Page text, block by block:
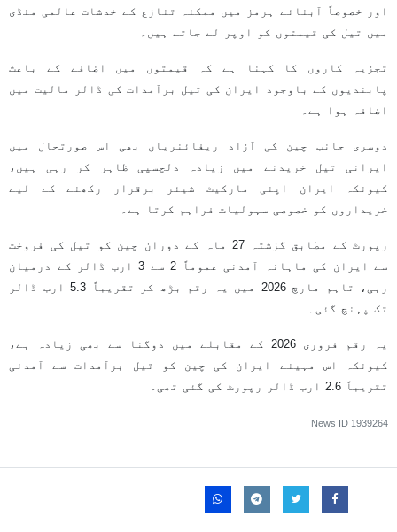
اور خصوصاً آبنائے ہرمز میں ممکنہ تنازع کے خدشات عالمی منڈی
میں تیل کی قیمتوں کو اوپر لے جاتے ہیں۔
تجزیہ کاروں کا کہنا ہے کہ قیمتوں میں اضافے کے باعث
پابندیوں کے باوجود ایران کی تیل برآمدات کی ڈالر مالیت میں
اضافہ ہوا ہے۔
دوسری جانب چین کی آزاد ریفائنریاں بھی اس صورتحال میں
ایرانی تیل خریدنے میں زیادہ دلچسپی ظاہر کر رہی ہیں،
کیونکہ ایران اپنی مارکیٹ شیئر برقرار رکھنے کے لیے
خریداروں کو خصوصی سہولیات فراہم کرتا ہے۔
رپورٹ کے مطابق گزشتہ 27 ماہ کے دوران چین کو تیل کی فروخت
سے ایران کی ماہانہ آمدنی عموماً 2 سے 3 ارب ڈالر کے درمیان
رہی، تاہم مارچ 2026 میں یہ رقم بڑھ کر تقریباً 5.3 ارب ڈالر
تک پہنچ گئی۔
یہ رقم فروری 2026 کے مقابلے میں دوگنا سے بھی زیادہ ہے،
کیونکہ اس مہینے ایران کی چین کو تیل برآمدات سے آمدنی
تقریباً 2.6 ارب ڈالر رپورٹ کی گئی تھی۔
News ID 1939264